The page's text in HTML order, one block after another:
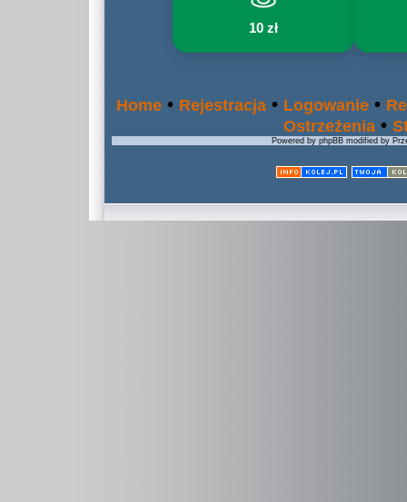
10 zł
Home • Rejestracja • Logowanie •
Ostrzeżenia •
Powered by phpBB modified by